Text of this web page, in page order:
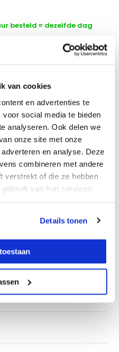
van cookies
en advertenties te
social media te bieden
analyseren. Ook delen we
onze site met onze
en analyse. Deze
combineren met andere
verstrekt of die ze hebben
van hun services.
Details tonen
besteld = dezelfde dag